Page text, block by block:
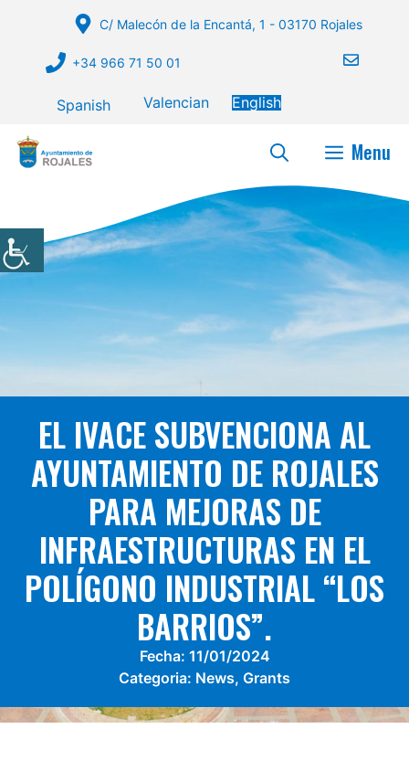
C/ Malecón de la Encantá, 1 - 03170 Rojales
+34 966 71 50 01
Spanish Valencian English
Menu
EL IVACE SUBVENCIONA AL
AYUNTAMIENTO DE ROJALES
PARA MEJORAS DE
INFRAESTRUCTURAS EN EL
POLÍGONO INDUSTRIAL “LOS
BARRIOS”.
Fecha: 11/01/2024
Categoria: News, Grants